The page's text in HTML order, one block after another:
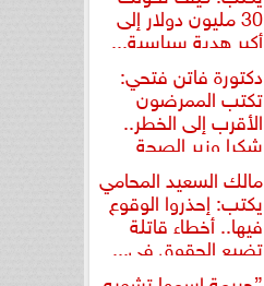
30 مليون دولار إلى
أكبر هدية سياسية...
دكتورة فاتن فتحي:
تكتب الممرضون
الأقرب إلى الخطر..
شكرا وزير الصحة
مالك السعيد المحامي
يكتب: إحذروا الوقوع
فيها.. أخطاء قاتلة
تضيع الحقوق في...